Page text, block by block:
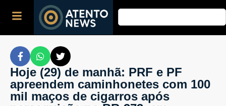
Hoje (29) de manhã: PRF e PF
apreendem caminhonetes com 100
mil maços de cigarros após